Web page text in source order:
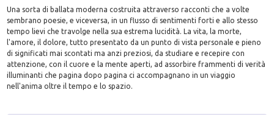
Una sorta di ballata moderna costruita attraverso racconti che a volte
sembrano poesie, e viceversa, in un flusso di sentimenti forti e allo stesso
tempo lievi che travolge nella sua estrema lucidità. La vita, la morte,
l'amore, il dolore, tutto presentato da un punto di vista personale e pieno
di significati mai scontati ma anzi preziosi, da studiare e recepire con
attenzione, con il cuore e la mente aperti, ad assorbire frammenti di verità
illuminanti che pagina dopo pagina ci accompagnano in un viaggio
nell'anima oltre il tempo e lo spazio.